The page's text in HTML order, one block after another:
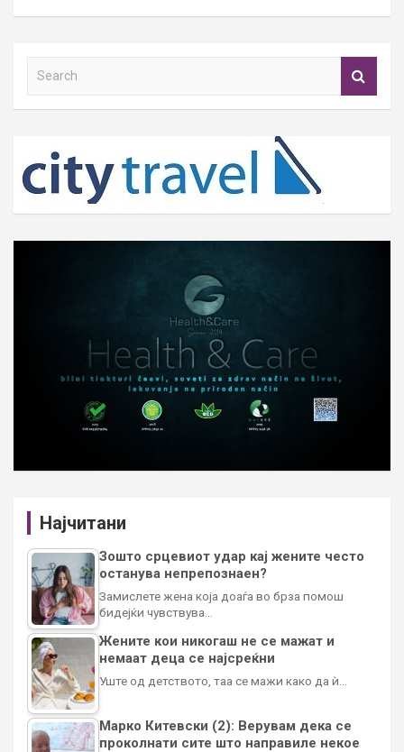
h
Најчитани
Зошто срцевиот удар кај жените често
останува непрепознаен?
Замислете жена која доаѓа во брза помош
бидејќи чувствува…
Жените кои никогаш не се мажат и
немаат деца се најсреќни
Уште од детството, таа се мажи како да ѝ…
Марко Китевски (2): Верувам дека се
проколнати сите што направиле некое